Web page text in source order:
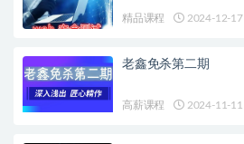
精品课程 2024-12-17
老鑫免杀第二期
高薪课程 2024-11-11